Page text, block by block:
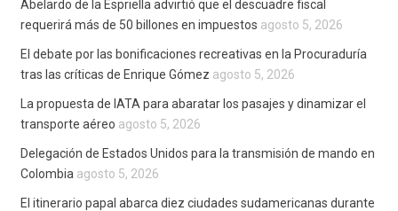
Abelardo de la Espriella advirtió que el descuadre fiscal
requerirá más de 50 billones en impuestos agosto 5, 2026
El debate por las bonificaciones recreativas en la Procuraduría
tras las críticas de Enrique Gómez agosto 5, 2026
La propuesta de IATA para abaratar los pasajes y dinamizar el
transporte aéreo agosto 5, 2026
Delegación de Estados Unidos para la transmisión de mando en
Colombia agosto 5, 2026
El itinerario papal abarca diez ciudades sudamericanas durante